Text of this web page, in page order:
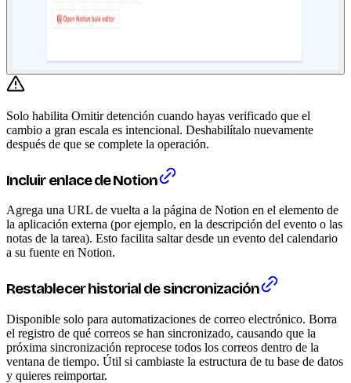
Solo habilita Omitir detención cuando hayas verificado que el
cambio a gran escala es intencional. Deshabilítalo nuevamente
después de que se complete la operación.
Incluir enlace de Notion
Agrega una URL de vuelta a la página de Notion en el elemento de
la aplicación externa (por ejemplo, en la descripción del evento o las
notas de la tarea). Esto facilita saltar desde un evento del calendario
a su fuente en Notion.
Restablecer historial de sincronización
Disponible solo para automatizaciones de correo electrónico. Borra
el registro de qué correos se han sincronizado, causando que la
próxima sincronización reprocese todos los correos dentro de la
ventana de tiempo. Útil si cambiaste la estructura de tu base de datos
y quieres reimportar.